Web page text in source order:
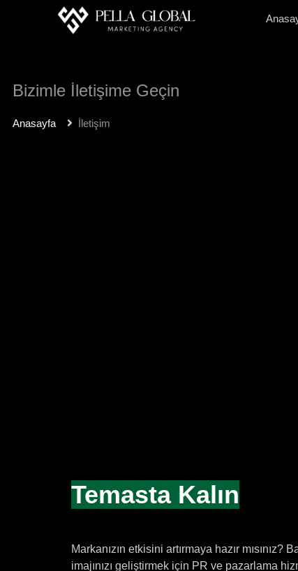
Bizimle İletişime Geçin
Anasayfa İletişim
Temasta Kalın
Markanızın etkisini artırmaya hazır mısınız?
imajınızı geliştirmek için PR ve pazarlama